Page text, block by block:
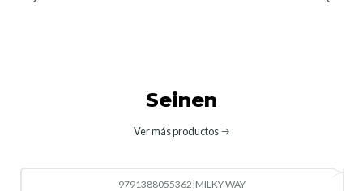
Seinen
Ver más productos
9791388055362 |MILKY WAY